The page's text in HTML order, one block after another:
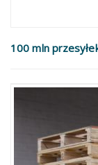
100 mln